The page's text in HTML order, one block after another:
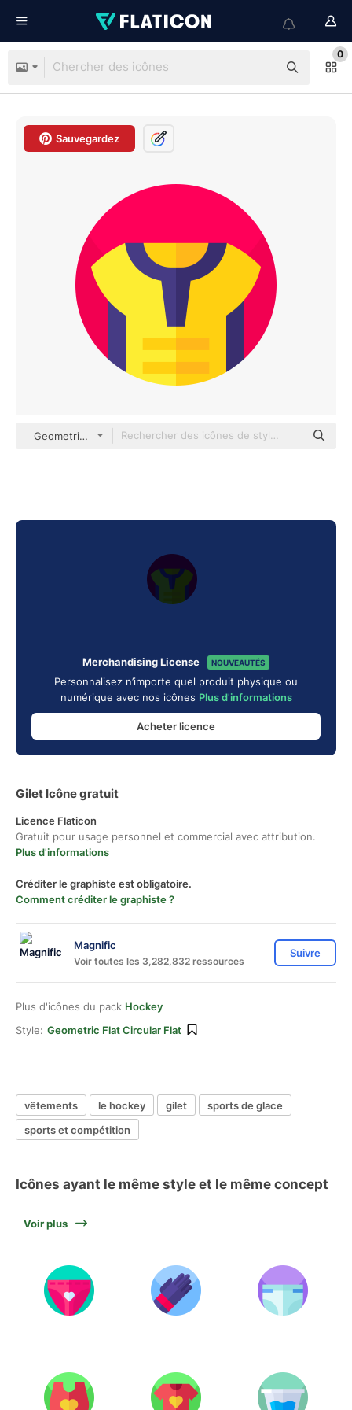
0
Sauvegardez
Geometric Flat Circular Flat
Merchandising License NOUVEAUTÉS
Personnalisez n’importe quel produit physique ou
numérique avec nos icônes Plus d'informations
Acheter licence
Gilet Icône gratuit
Licence Flaticon
Gratuit pour usage personnel et commercial avec attribution.
Plus d'informations
Créditer le graphiste est obligatoire.
Comment créditer le graphiste ?
Magnific
Voir toutes les 3,282,832 ressources
Suivre
Plus d'icônes du pack Hockey
Style: Geometric Flat Circular Flat
vêtements le hockey gilet
sports de glace
sports et compétition
Icônes ayant le même style et le même concept
Voir plus